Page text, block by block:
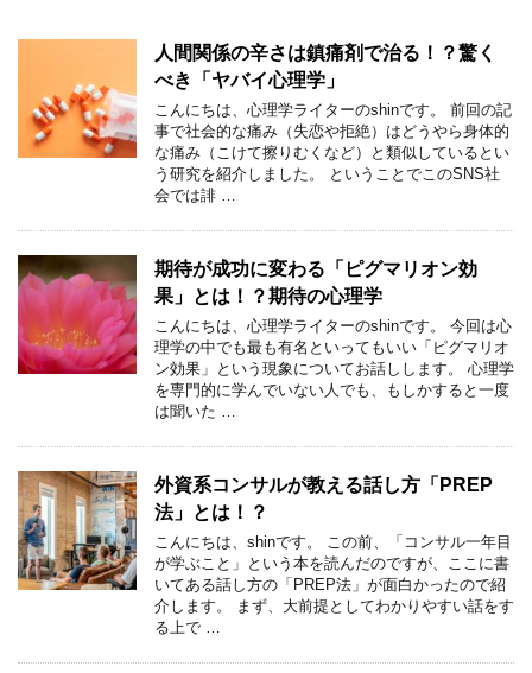
人間関係の辛さは鎮痛剤で治る！？驚く
べき「ヤバイ心理学」
こんにちは、心理学ライターのshinです。 前回の記
事で社会的な痛み（失恋や拒絶）はどうやら身体的
な痛み（こけて擦りむくなど）と類似しているとい
う研究を紹介しました。 ということでこのSNS社
会では誹 …
期待が成功に変わる「ピグマリオン効
果」とは！？期待の心理学
こんにちは、心理学ライターのshinです。 今回は心
理学の中でも最も有名といってもいい「ピグマリオ
ン効果」という現象についてお話しします。 心理学
を専門的に学んでいない人でも、もしかすると一度
は聞いた …
外資系コンサルが教える話し方「PREP
法」とは！？
こんにちは、shinです。 この前、「コンサル一年目
が学ぶこと」という本を読んだのですが、ここに書
いてある話し方の「PREP法」が面白かったので紹
介します。 まず、大前提としてわかりやすい話をす
る上で …